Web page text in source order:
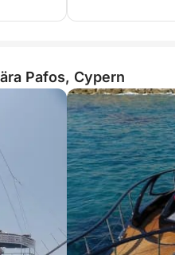
Pafos, Cypern